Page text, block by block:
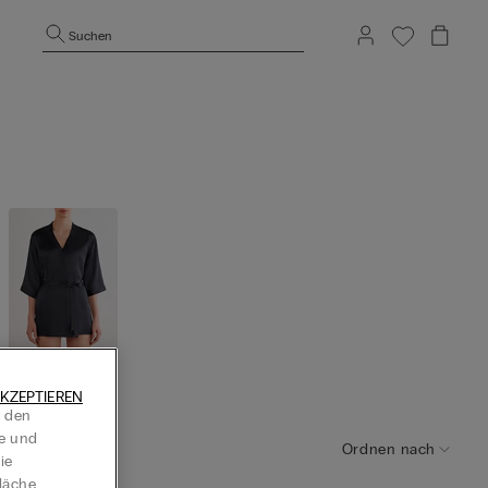
Suchen
Morgenm
äntel / Ki
Ordnen nach
und